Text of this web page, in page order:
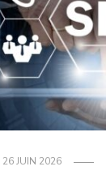
26 JUIN 2026